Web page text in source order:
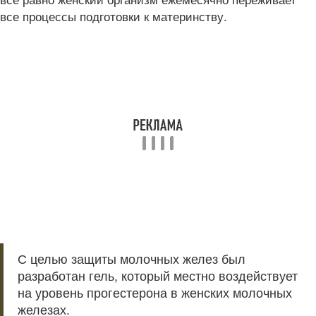
все процессы подготовки к материнству.
С целью защиты молочных желез был
разработан гель, который местно воздействует
на уровень прогестерона в женских молочных
железах.